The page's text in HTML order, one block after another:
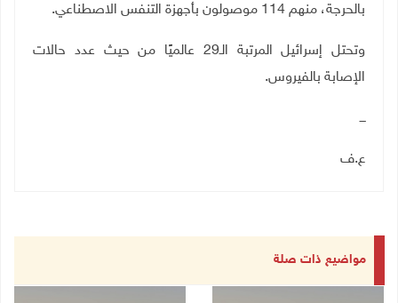
بالحرجة، منهم 114 موصولون بأجهزة التنفس الاصطناعي
.
وتحتل إسرائيل المرتبة الـ29 عالميًا من حيث عدد حالات
الإصابة بالفيروس.
ـــ
ع.ف
مواضيع ذات صلة